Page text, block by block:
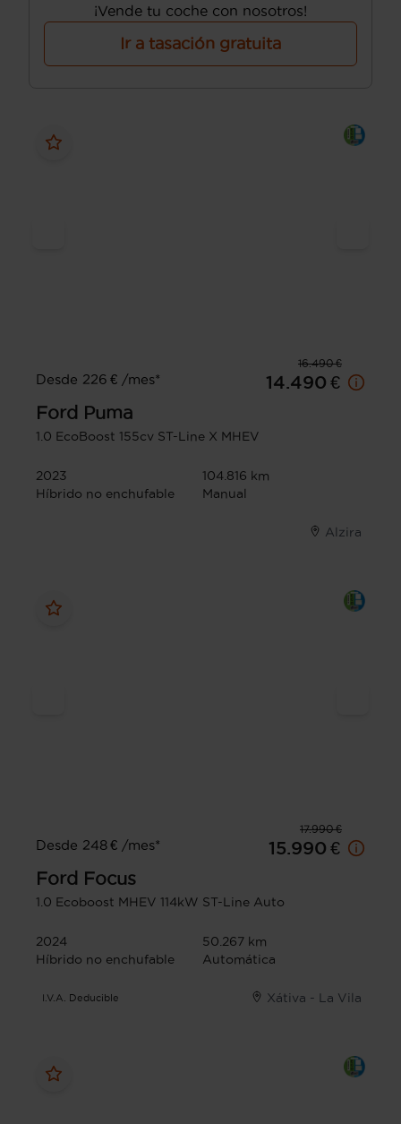
¡Vende tu coche con nosotros!
Ir a tasación gratuita
16.490 €
Desde 226 € /mes*
14.490 €
Ford Puma
1.0 EcoBoost 155cv ST-Line X MHEV
2023
104.816 km
Híbrido no enchufable
Manual
Alzira
17.990 €
Desde 248 € /mes*
15.990 €
Ford Focus
1.0 Ecoboost MHEV 114kW ST-Line Auto
2024
50.267 km
Híbrido no enchufable
Automática
I.V.A. Deducible Xátiva - La Vila